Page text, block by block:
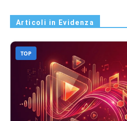
Articoli in Evidenza
TOP